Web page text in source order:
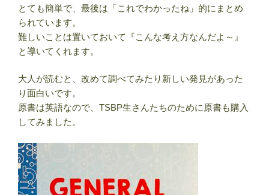
とても簡単で、最後は「これでわかったね」的にまとめ
られています。
難しいことは置いておいて『こんな考え方なんだよ～』
と導いてくれます。
大人が読むと、改めて調べてみたり新しい発見があった
り面白いです。
原書は英語なので、TSBP生さんたちのために原書も購入
してみました。